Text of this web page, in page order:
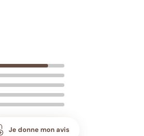
Je donne mon avis